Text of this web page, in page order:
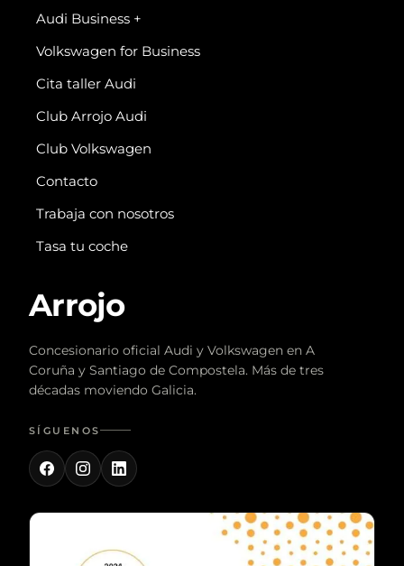
Audi Business +
Volkswagen for Business
Cita taller Audi
Club Arrojo Audi
Club Volkswagen
Contacto
Trabaja con nosotros
Tasa tu coche
Arrojo
Concesionario oficial Audi y Volkswagen en A
Coruña y Santiago de Compostela. Más de tres
décadas moviendo Galicia.
SÍGUENOS